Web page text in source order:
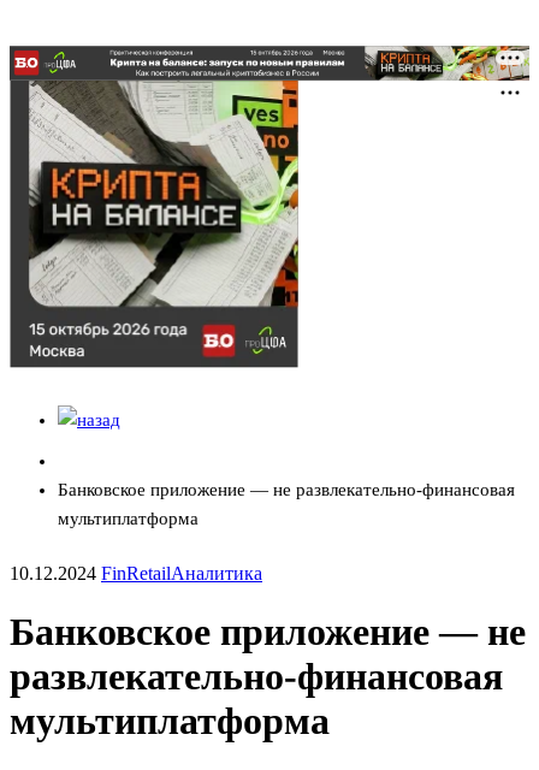
Банковское приложение — не развлекательно-финансовая
мультиплатформа
10.12.2024 FinRetailАналитика
Банковское приложение — не
развлекательно-финансовая
мультиплатформа